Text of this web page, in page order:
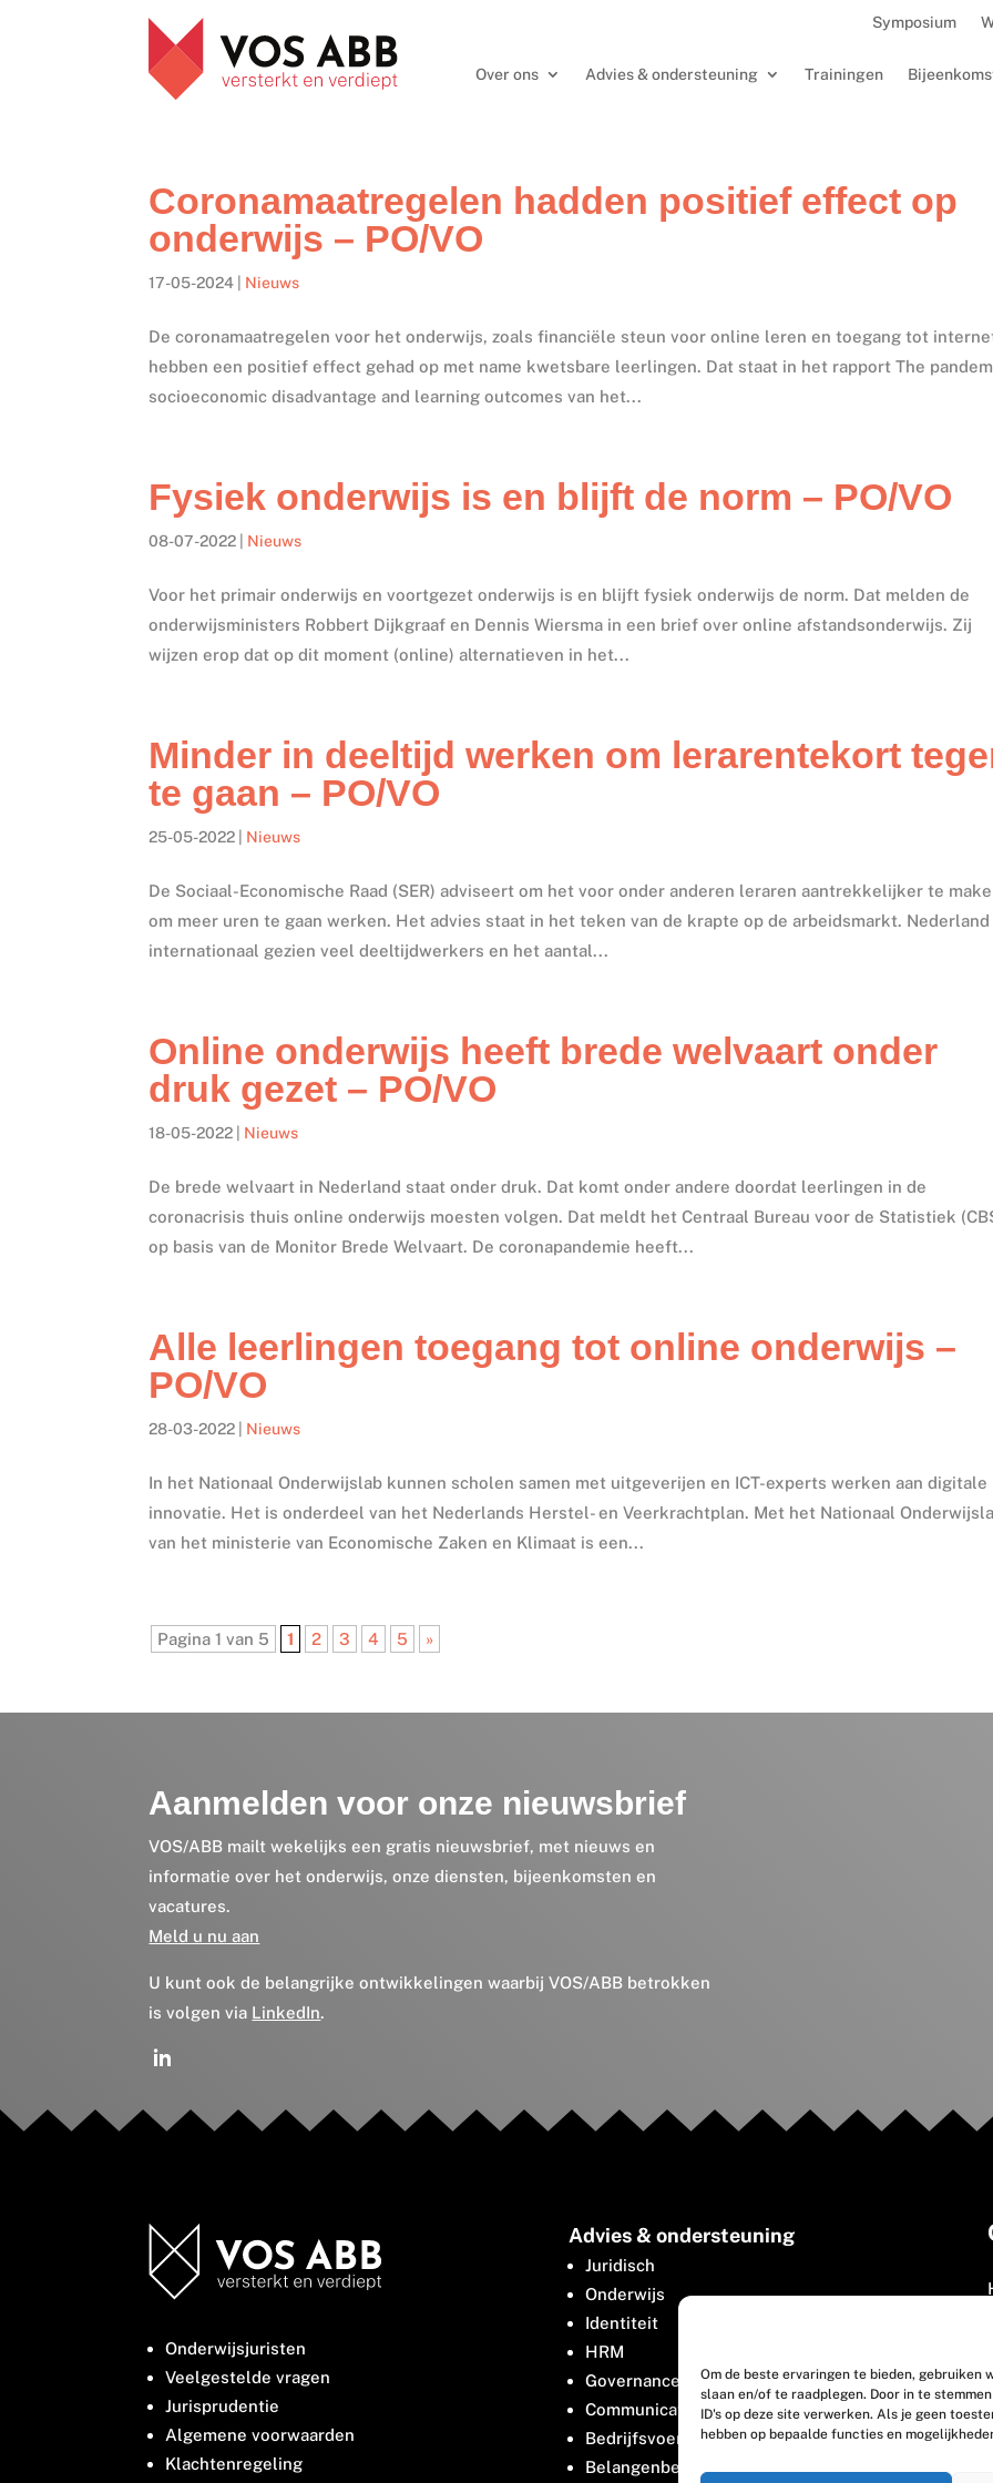
Om de beste ervaringen te bieden,
slaan en/of te raadplegen. Door in te
ID's op deze site verwerken. Als je geen
hebben op bepaalde functies en
Symposium
Over ons Advies & ondersteuning Trainingen
Coronamaatregelen hadden positief effect op
onderwijs – PO/VO
17-05-2024 Nieuws
De coronamaatregelen voor het onderwijs, zoals financiële steun voor online leren en toegang tot
hebben een positief effect gehad op met name kwetsbare leerlingen. Dat staat in het rapport The
socioeconomic disadvantage and learning outcomes van het...
Fysiek onderwijs is en blijft de norm – PO/VO
08-07-2022 Nieuws
Voor het primair onderwijs en voortgezet onderwijs is en blijft fysiek onderwijs de norm. Dat melden de
onderwijsministers Robbert Dijkgraaf en Dennis Wiersma in een brief over online afstandsonderwijs. Zij
wijzen erop dat op dit moment (online) alternatieven in het...
Minder in deeltijd werken om lerarentekort
te gaan – PO/VO
25-05-2022 Nieuws
De Sociaal-Economische Raad (SER) adviseert om het voor onder anderen leraren aantrekkelijker te
om meer uren te gaan werken. Het advies staat in het teken van de krapte op de arbeidsmarkt.
internationaal gezien veel deeltijdwerkers en het aantal...
Online onderwijs heeft brede welvaart onder
druk gezet – PO/VO
18-05-2022 Nieuws
De brede welvaart in Nederland staat onder druk. Dat komt onder andere doordat leerlingen in de
coronacrisis thuis online onderwijs moesten volgen. Dat meldt het Centraal Bureau voor de Statistiek
op basis van de Monitor Brede Welvaart. De coronapandemie heeft...
Alle leerlingen toegang tot online onderwijs –
PO/VO
28-03-2022 Nieuws
In het Nationaal Onderwijslab kunnen scholen samen met uitgeverijen en ICT-experts werken aan digitale
innovatie. Het is onderdeel van het Nederlands Herstel- en Veerkrachtplan. Met het Nationaal
van het ministerie van Economische Zaken en Klimaat is een...
Pagina 1 van 5 1 2 3 4 5 »
Aanmelden voor onze nieuwsbrief
VOS/ABB mailt wekelijks een gratis nieuwsbrief, met nieuws en
informatie over het onderwijs, onze diensten, bijeenkomsten en
vacatures.
Meld u nu aan
U kunt ook de belangrijke ontwikkelingen waarbij VOS/ABB betrokken
is volgen via LinkedIn.
Onderwijsjuristen
Veelgestelde vragen
Jurisprudentie
Algemene voorwaarden
Klachtenregeling
Advies & ondersteuning
Juridisch
Onderwijs
Identiteit
HRM
Governance
Communicatie
Bedrijfsvoering
Belangenbehartiging